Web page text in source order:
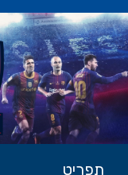
תפריט